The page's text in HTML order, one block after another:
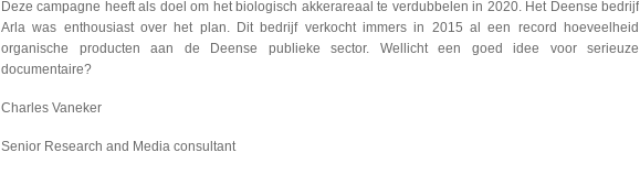
Deze campagne heeft als doel om het biologisch akkerareaal te verdubbelen in 2020. Het Deense bedrijf
Arla was enthousiast over het plan. Dit bedrijf verkocht immers in 2015 al een record hoeveelheid
organische producten aan de Deense publieke sector. Wellicht een goed idee voor serieuze
documentaire?
Charles Vaneker
Senior Research and Media consultant